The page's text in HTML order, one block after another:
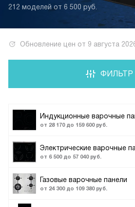
212 моделей от 6 500 руб.
Обновление цен от 9 августа
Индукционные варочные
от 28 170 до 159 600 руб.
Электрические варочные
от 6 500 до 57 040 руб.
Газовые варочные панели
от 24 300 до 109 380 руб.
ФИЛЬТР